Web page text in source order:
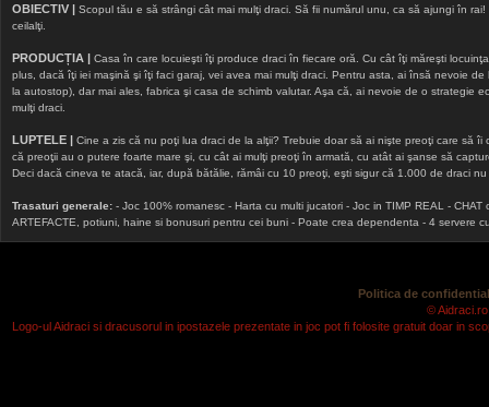
OBIECTIV | Scopul tău e să strângi cât mai mulţi draci. Să fii numărul unu, ca să ajungi în
ceilalţi.
PRODUCȚIA | Casa în care locuieşti îţi produce draci în fiecare oră. Cu cât îţi măreşti
plus, dacă îţi iei maşină şi îţi faci garaj, vei avea mai mulţi draci. Pentru asta, ai însă nevoie
la autostop), dar mai ales, fabrica şi casa de schimb valutar. Aşa că, ai nevoie de o strategie
mulţi draci.
LUPTELE | Cine a zis că nu poţi lua draci de la alţii? Trebuie doar să ai nişte preoţi care să
că preoţii au o putere foarte mare şi, cu cât ai mulţi preoţi în armată, cu atât ai şanse să
Deci dacă cineva te atacă, iar, după bătălie, rămâi cu 10 preoţi, eşti sigur că 1.000 de draci
Trasaturi generale: - Joc 100% romanesc - Harta cu multi jucatori - Joc in TIMP REAL -
ARTEFACTE, potiuni, haine si bonusuri pentru cei buni - Poate crea dependenta - 4 servere
Politica de
©
Logo-ul Aidraci si dracusorul in ipostazele prezentate in joc pot fi folosite gratuit doar in